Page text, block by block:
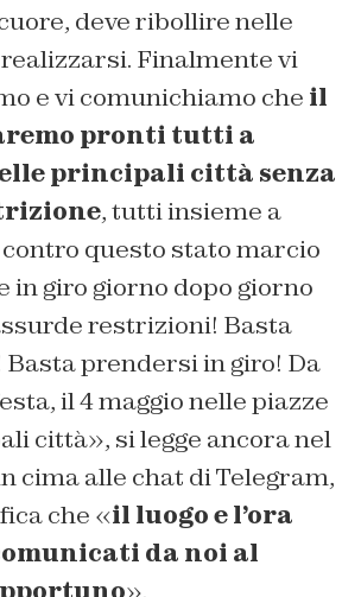
deve ribollire nelle
Finalmente vi
e vi comunichiamo che il
pronti tutti a
principali città senza
, tutti insieme a
questo stato marcio
in giro giorno dopo giorno
restrizioni! Basta
Basta prendersi in giro! Da
il 4 maggio nelle piazze
città», si legge ancora nel
cima alle chat di Telegram,
che «il luogo e l’ora
da noi al